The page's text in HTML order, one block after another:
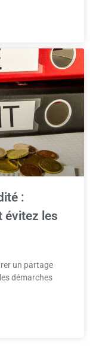
:
évitez les
un partage
démarches